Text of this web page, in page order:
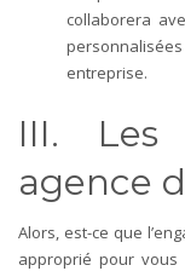
collaborera
entreprise.
III. Les
agence
Alors, est-ce que
approprié pour